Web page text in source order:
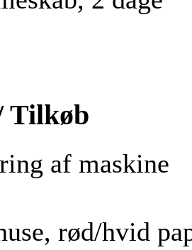
Tilkøb
af maskine
rød/hvid